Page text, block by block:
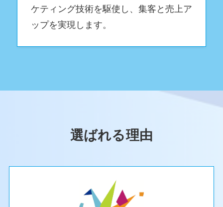
ケティング技術を駆使し、集客と売上ア
ップを実現します。
選ばれる理由